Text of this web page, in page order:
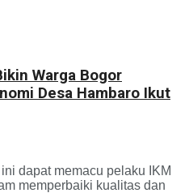
Warga Bogor
Desa Hambaro Ikut
dapat memacu pelaku IKM
memperbaiki kualitas dan